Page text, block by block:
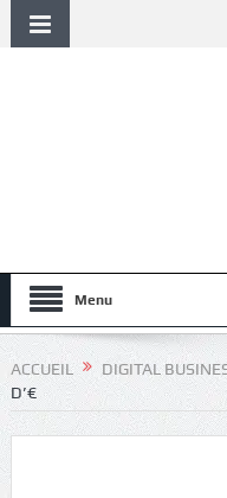
Menu
ACCUEIL DIGITAL
D’€